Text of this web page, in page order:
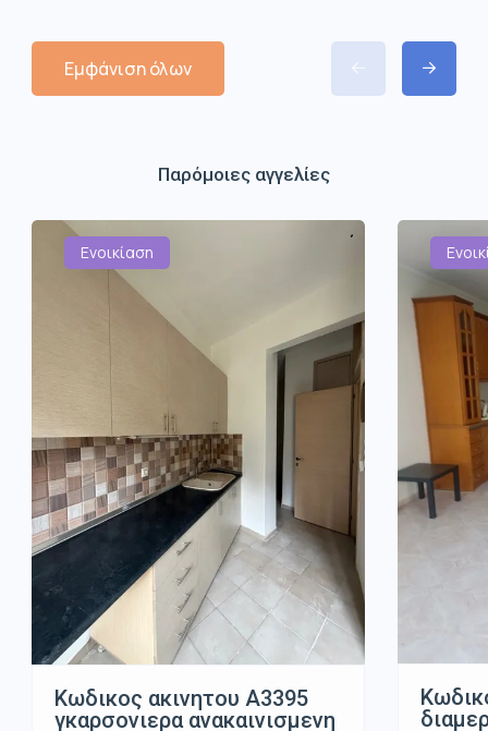
Εμφάνιση όλων
Παρόμοιες αγγελίες
Ενοικίαση
Κωδικος ακινητου Α3395
γκαρσονιερα ανακαινισμενη